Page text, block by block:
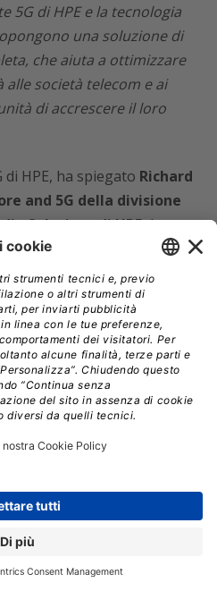
5G di HPE e la tecnologia
una soluzione di
che aiuta a ottimizzare
società telecom e ai
di accrescere il loro
HPE, ha spiegato Richard
and 5G della divisione
Solutions di HPE, è
, definita una rete core 5G
native, arricchita per
per il private
self-service per gli
la configurazione e
e unportale self-
di servizidi
l’offerta prevede
con le soluzioni radio di